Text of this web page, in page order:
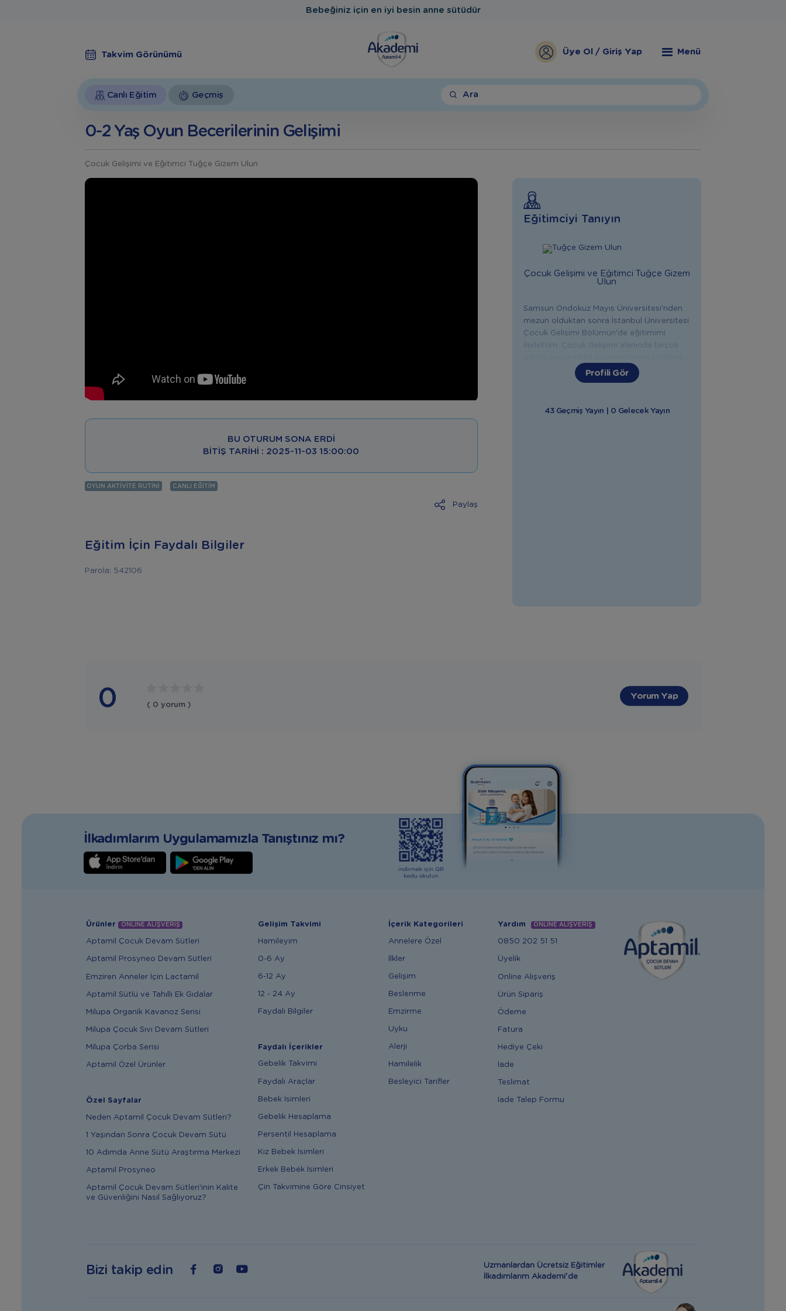
Bebeğiniz için en iyi besin anne sütüdür
Takvim Görünümü Üye Ol / Giriş Yap Menü
Canlı Eğitim Geçmiş Ara
0-2 Yaş Oyun Becerilerinin Gelişimi
Çocuk Gelişimi ve Eğitimci Tuğçe Gizem Ulun
BU OTURUM SONA ERDI
BITIŞ TARIHI : 2025-11-03 15:00:00
OYUN AKTIVITE RUTINI CANLI EĞITIM
Paylaş
Eğitim İçin Faydalı Bilgiler
Parola: 542106
Eğitimciyi Tanıyın
Çocuk Gelişimi ve Eğitimci
Tuğçe Gizem
Ulun
Samsun Ondokuz Mayıs Üniversitesi'nden
mezun olduktan sonra İstanbul Üniversitesi
Çocuk Gelişimi Bölümün'de eğitimimi
ilerlettim. Çocuk Gelişimi alanında birçok
alanımda gerekli yetkinliklere ulaştım. Şu
anda Ankara'da özel bir özel eğitim ve
olarak görevime devam etmekteyim.
Profili Gör
43 Geçmiş Yayın | 0 Gelecek Yayın
0 ( 0 yorum )
Yorum Yap
İlkadımlarım Uygulamamızla Tanıştınız mı?
Ürünler ONLİNE ALIŞVERİŞ
Aptamil Çocuk Devam Sütleri
Aptamil Prosyneo Devam Sütleri
Emziren Anneler İçin Lactamil
Aptamil Sütlü ve Tahıllı Ek Gıdalar
Milupa Organik Kavanoz Serisi
Milupa Çocuk Sıvı Devam Sütleri
Milupa Çorba Serisi
Aptamil Özel Ürünler
Özel Sayfalar
Neden Aptamil Çocuk Devam Sütleri?
1 Yaşından Sonra Çocuk Devam Sütü
10 Adımda Anne Sütü Araştırma Merkezi
Aptamil Prosyneo
Aptamil Çocuk Devam Sütleri'inin Kalite
ve Güvenliğini Nasıl Sağlıyoruz?
Gelişim Takvimi
Hamileyim
0-6 Ay
6-12 Ay
12 - 24 Ay
Faydalı Bilgiler
Faydalı İçerikler
Gebelik Takvimi
Faydalı Araçlar
Bebek İsimleri
Gebelik Hesaplama
Persentil Hesaplama
Kız Bebek İsimleri
Erkek Bebek İsimleri
Çin Takvimine Göre Cinsiyet
İçerik Kategorileri
Annelere Özel
İlkler
Gelişim
Beslenme
Emzirme
Uyku
Alerji
Hamilelik
Besleyici Tarifler
Yardım ONLİNE ALIŞVERİŞ
0850 202 51 51
Üyelik
Online Alışveriş
Ürün Sipariş
Ödeme
Fatura
Hediye Çeki
İade
Teslimat
İade Talep Formu
Bizi takip edin
Uzmanlardan Ücretsiz Eğitimler
İlkadımlarım Akademi’de